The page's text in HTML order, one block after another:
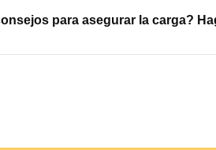
para asegurar la carga?